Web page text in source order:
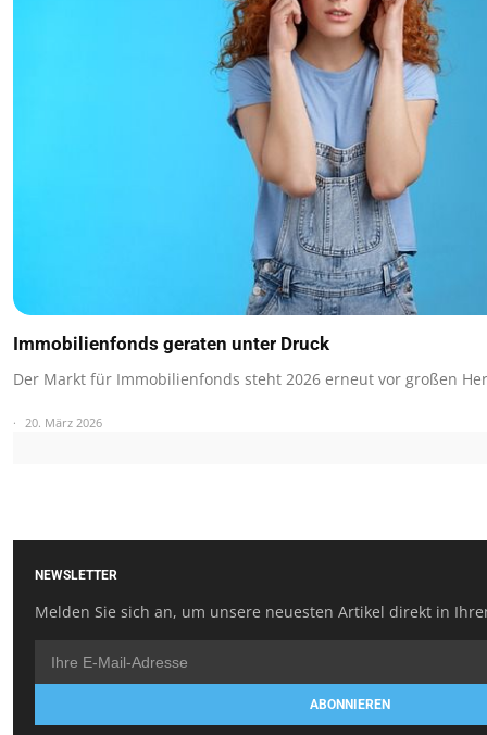
Immobilienfonds geraten unter Druck
Der Markt für Immobilienfonds steht 2026 erneut vor großen
20. März 2026
NEWSLETTER
Melden Sie sich an, um unsere neuesten Artikel direkt in
ABONNIEREN